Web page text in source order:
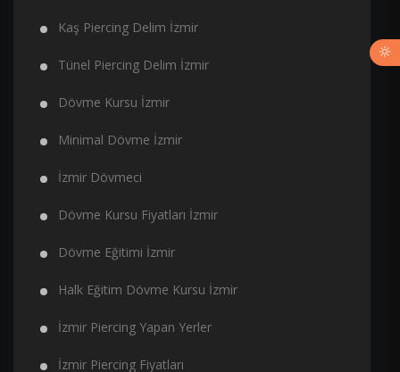
Kaş Piercing Delim İzmir
Tünel Piercing Delim İzmir
Dövme Kursu İzmir
Minimal Dövme İzmir
İzmir Dövmeci
Dövme Kursu Fiyatları İzmir
Dövme Eğitimi İzmir
Halk Eğitim Dövme Kursu İzmir
İzmir Piercing Yapan Yerler
İzmir Piercing Fiyatları